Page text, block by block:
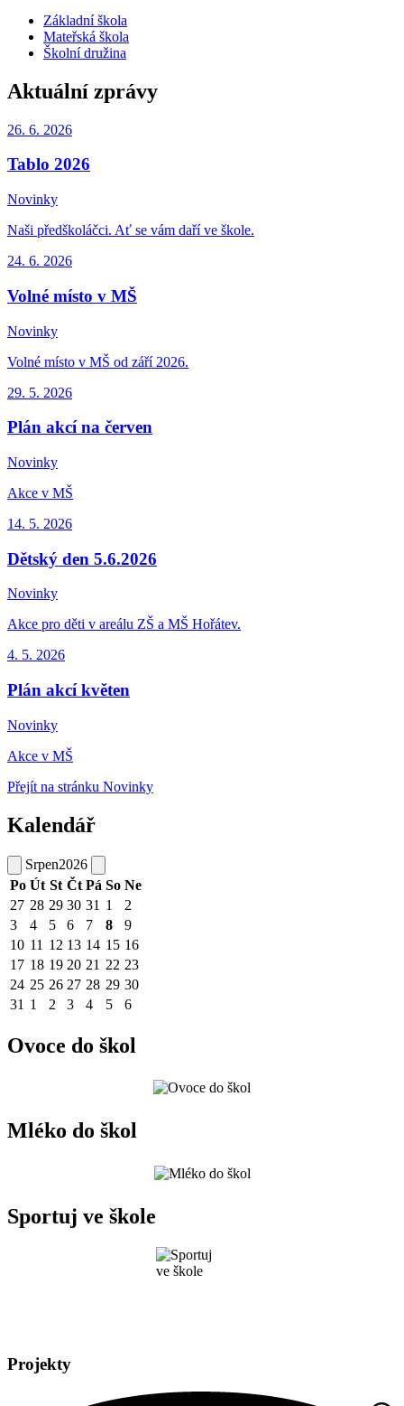
Základní škola
Mateřská škola
Školní družina
Aktuální zprávy
26. 6. 2026
Tablo 2026
Novinky
Naši předškoláčci. Ať se vám daří ve škole.
24. 6. 2026
Volné místo v MŠ
Novinky
Volné místo v MŠ od září 2026.
29. 5. 2026
Plán akcí na červen
Novinky
Akce v MŠ
14. 5. 2026
Dětský den 5.6.2026
Novinky
Akce pro děti v areálu ZŠ a MŠ Hořátev.
4. 5. 2026
Plán akcí květen
Novinky
Akce v MŠ
Přejít na stránku Novinky
Kalendář
Srpen2026
Po Út St Čt Pá So Ne
27 28 29 30 31 1
2
3
4 5 6 7 8
9
10 11 12 13 14 15 16
17 18 19 20 21 22 23
24 25 26 27 28 29 30
31 1 2 3 4 5 6
Ovoce do škol
Mléko do škol
Sportuj ve škole
Projekty